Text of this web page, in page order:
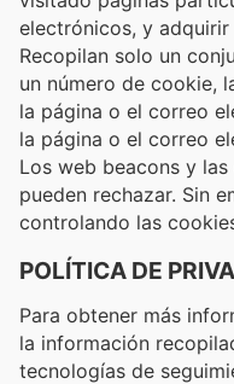
electrónicos, y
Recopilan solo un
un número de cookie,
la página o el correo
la página o el correo
Los web beacons y
pueden rechazar. Sin
controlando las
POLÍTICA DE
Para obtener más
la información
tecnologías de